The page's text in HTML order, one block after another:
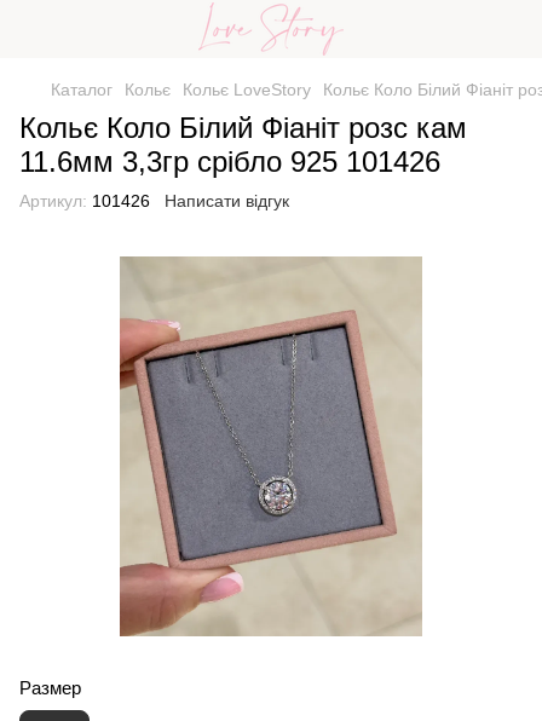
Каталог Кольє Кольє LoveStory Кольє Коло Білий Фіаніт
Кольє Коло Білий Фіаніт розс кам
11.6мм 3,3гр срібло 925 101426
Артикул: 101426 Написати відгук
Размер